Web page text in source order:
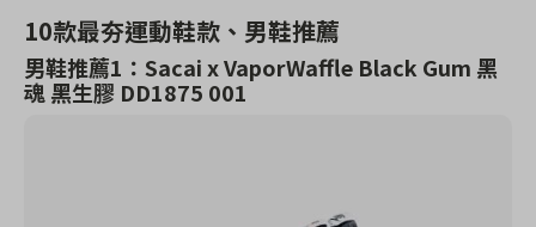
10款最夯運動鞋款、男鞋推薦
男鞋推薦1：Sacai x VaporWaffle Black Gum 黑
魂 黑生膠 DD1875 001